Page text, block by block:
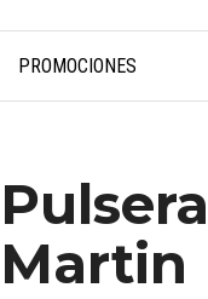
PROMOCIONES
Martin